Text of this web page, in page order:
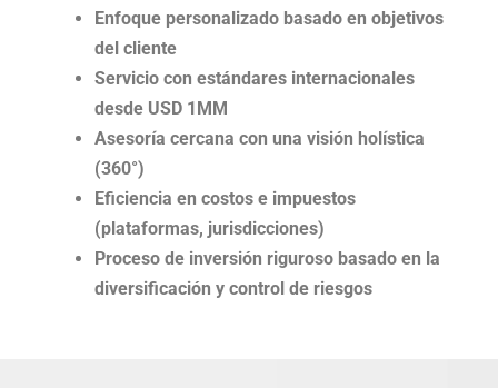
Enfoque personalizado basado en objetivos
del cliente
Servicio con estándares internacionales
desde USD 1MM
Asesoría cercana con una visión holística
(360°)
Eficiencia en costos e impuestos
(plataformas, jurisdicciones)
Proceso de inversión riguroso basado en la
diversificación y control de riesgos